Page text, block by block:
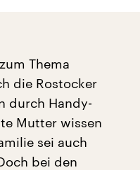
Thema
die Rostocker
durch Handy-
Mutter wissen
sei auch
bei den